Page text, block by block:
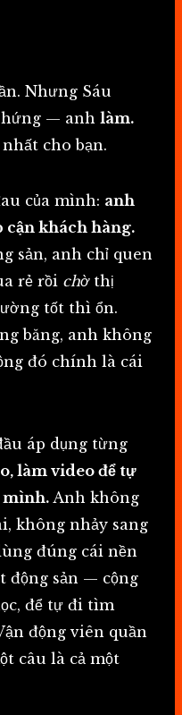
Nhưng Sáu
— anh làm.
cho bạn.
của mình: anh
cận khách hàng.
sản, anh chỉ quen
rẻ rồi chờthị
tốt thì ổn.
băng, anh không
đó chính là cái
áp dụng từng
làm video để tự
mình. Anh không
không nhảy sang
đúng cái nền
động sản — cộng
để tự đi tìm
động viên quần
câu là cả một